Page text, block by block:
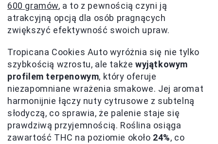
600 gramów, a to z pewnością czyni ją
atrakcyjną opcją dla osób pragnących
zwiększyć efektywność swoich upraw.
Tropicana Cookies Auto wyróżnia się nie tylko
szybkością wzrostu, ale takżewyjątkowym
profilem terpenowym, który oferuje
niezapomniane wrażenia smakowe. Jej aromat
harmonijnie łączy nuty cytrusowe z subtelną
słodyczą, co sprawia, że palenie staje się
prawdziwą przyjemnością. Roślina osiąga
zawartość THC na poziomie około 24%, co